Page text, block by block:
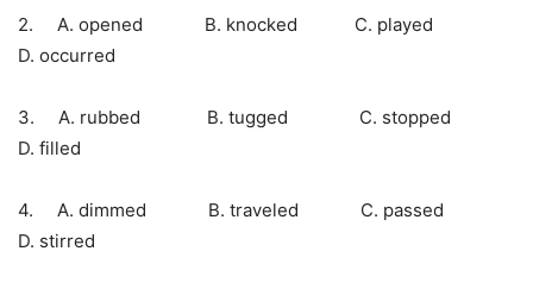
2. A. opened B. knocked C. played
D. occurred
3. A. rubbed B. tugged C. stopped
D. filled
4. A. dimmed B. traveled C. passed
D. stirred